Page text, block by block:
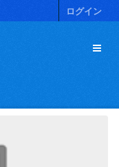
ログイン